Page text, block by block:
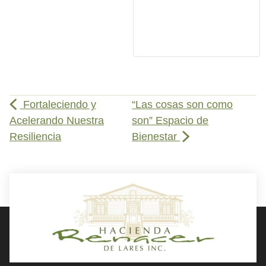
Fortaleciendo y
Acelerando Nuestra
Resiliencia
“Las cosas son como
son” Espacio de
Bienestar